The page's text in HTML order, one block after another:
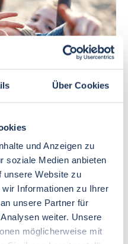
Über Cookies
und Anzeigen zu
soziale Medien anbieten
unsere Website zu
Informationen zu Ihrer
unsere Partner für
weiter. Unsere
möglicherweise mit
beim Rutschen,
austoben oder
mit der Familie
an Gesellschaftsspielen
haben ausgerechnet